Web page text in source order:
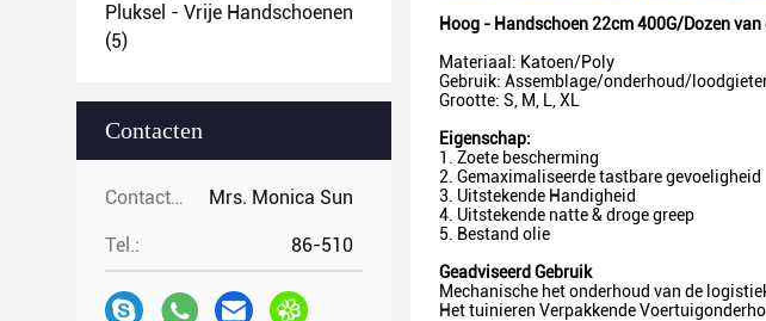
Pluksel - Vrije Handschoenen
(5)
Contacten
Contacten: Mrs. Monica Sun
Tel.: 86-510
Hoog - Handschoen 22cm 400G/Dozen
Materiaal: Katoen/Poly
Gebruik: Assemblage/onderhoud/
Grootte: S, M, L, XL
Eigenschap:
1. Zoete bescherming
2. Gemaximaliseerde tastbare gevoeligheid
3. Uitstekende Handigheid
4. Uitstekende natte & droge greep
5. Bestand olie
Geadviseerd Gebruik
Mechanische het onderhoud van de
Het tuinieren Verpakkende